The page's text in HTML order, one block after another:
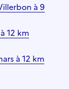
à 9
12 km
à 12 km